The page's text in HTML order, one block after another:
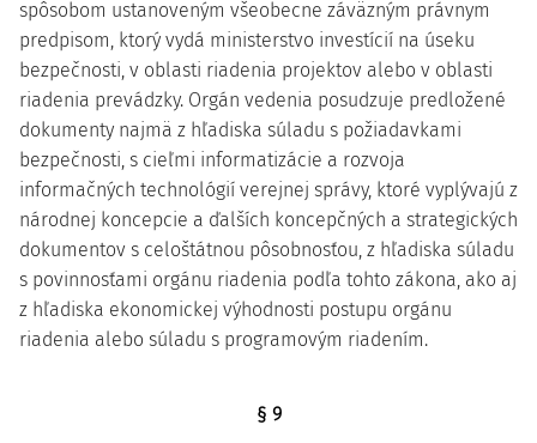
spôsobom ustanoveným všeobecne záväzným právnym
predpisom, ktorý vydá ministerstvo investícií na úseku
bezpečnosti, v oblasti riadenia projektov alebo v oblasti
riadenia prevádzky. Orgán vedenia posudzuje predložené
dokumenty najmä z hľadiska súladu s požiadavkami
bezpečnosti, s cieľmi informatizácie a rozvoja
informačných technológií verejnej správy, ktoré vyplývajú z
národnej koncepcie a ďalších koncepčných a strategických
dokumentov s celoštátnou pôsobnosťou, z hľadiska súladu
s povinnosťami orgánu riadenia podľa tohto zákona, ako aj
z hľadiska ekonomickej výhodnosti postupu orgánu
riadenia alebo súladu s programovým riadením.
§ 9